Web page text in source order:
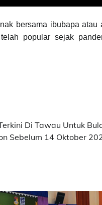
bersama ibubapa atau
popular sejak
Di Tawau Untuk
Sebelum 14 Oktober